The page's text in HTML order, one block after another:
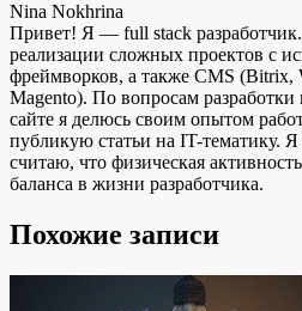
Nina Nokhrina
Привет! Я — full stack
реализации сложных проектов с
фреймворков, а также CMS (Bitrix,
Magento). По вопросам
сайте я делюсь своим опытом
публикую статьи на IT-тематику.
считаю, что физическая
баланса в жизни разработчика.
Похожие записи